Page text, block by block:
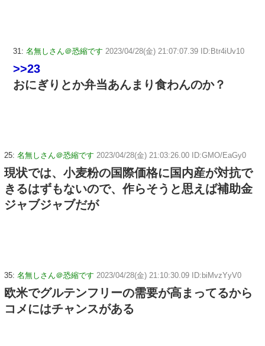
31: 名無しさん＠恐縮です 2023/04/28(金) 21:07:07.39 ID:Btr4iUv10
>>23
おにぎりとか弁当あんまり食わんのか？
25: 名無しさん＠恐縮です 2023/04/28(金) 21:03:26.00 ID:GMO/EaGy0
現状では、小麦粉の国際価格に国内産が対抗で
きるはずもないので、作らそうと思えば補助金
ジャブジャブだが
35: 名無しさん＠恐縮です 2023/04/28(金) 21:10:30.09 ID:biMvzYyV0
欧米でグルテンフリーの需要が高まってるから
コメにはチャンスがある